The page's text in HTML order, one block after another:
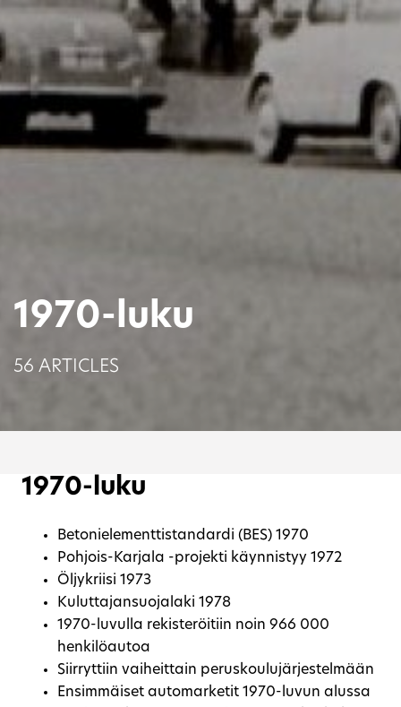
1970-luku
56 ARTICLES
1970-luku
Betonielementtistandardi (BES) 1970
Pohjois-Karjala -projekti käynnistyy 1972
Öljykriisi 1973
Kuluttajansuojalaki 1978
1970-luvulla rekisteröitiin noin 966 000
henkilöautoa
Siirryttiin vaiheittain peruskoulujärjestelmään
Ensimmäiset automarketit 1970-luvun alussa